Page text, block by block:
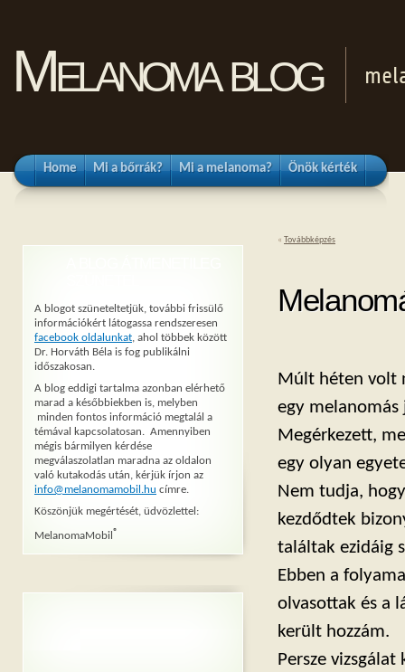
Melanoma blog
Home Mi a bőrrák? Mi a melanoma? Önök kérték
« Továbbképzés
Múlt héten volt
egy
Megérkezett,
egy olyan
Nem tudja,
kezdődtek
találtak ezidáig
Ebben a
olvasottak és a
került hozzám.
Persze
A blogot szüneteltetjük, további frissülő
információkért látogassa rendszeresen
facebook oldalunkat, ahol többek között
Dr. Horváth Béla is fog publikálni
időszakosan.
A blog eddigi tartalma azonban elérhető
marad a későbbiekben is, melyben
minden fontos információ megtalál a
témával kapcsolatosan. Amennyiben
mégis bármilyen kérdése
megválaszolatlan maradna az oldalon
való kutakodás után, kérjük írjon az
info@melanomamobil.hu címre.
Köszönjük megértését, üdvözlettel:
MelanomaMobil®